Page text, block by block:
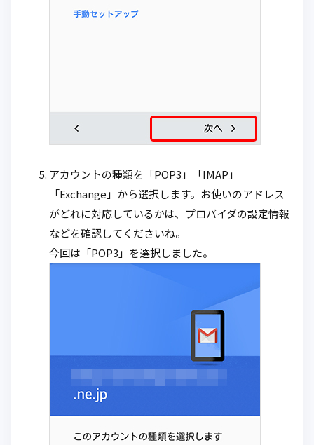
アカウントの種類を「POP3」「IMAP」
「Exchange」から選択します。お使いのアドレス
がどれに対応しているかは、プロバイダの設定情報
などを確認してくださいね。
今回は「POP3」を選択しました。